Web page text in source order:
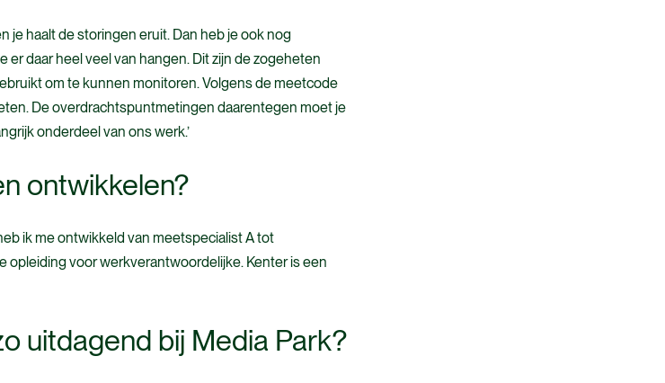
je haalt de storingen eruit. Dan heb je ook nog
daar heel veel van hangen. Dit zijn de zogeheten
om te kunnen monitoren. Volgens de meetcode
De overdrachtspuntmetingen daarentegen moet je
onderdeel van ons werk.’
ontwikkelen?
ik me ontwikkeld van meetspecialist A tot
opleiding voor werkverantwoordelijke. Kenter is een
uitdagend bij Media Park?